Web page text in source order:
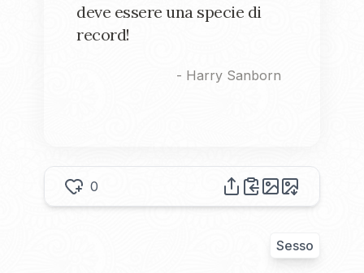
deve essere una specie di
record!
- Harry Sanborn
0
Sesso